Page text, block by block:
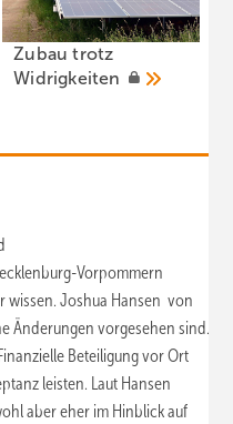
Zubau trotz
Widrigkeiten
Vorpommern
wissen. Joshua Hansen von
Änderungen vorgesehen sind.
Beteiligung vor Ort
leisten. Laut Hansen
aber eher im Hinblick auf